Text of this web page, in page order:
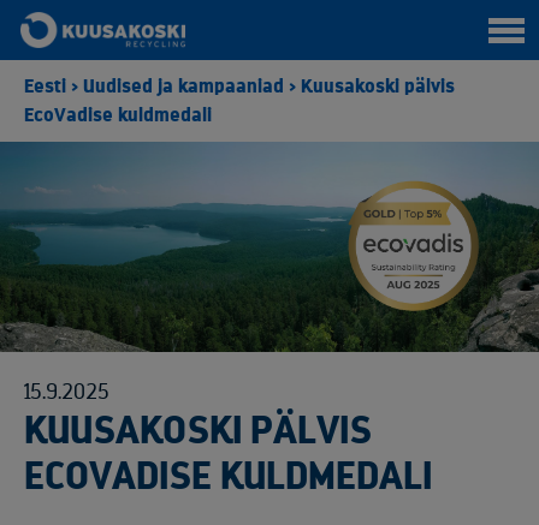
Eesti > Uudised ja kampaaniad > Kuusakoski pälvis
EcoVadise kuldmedali
15.9.2025
KUUSAKOSKI PÄLVIS
ECOVADISE KULDMEDALI